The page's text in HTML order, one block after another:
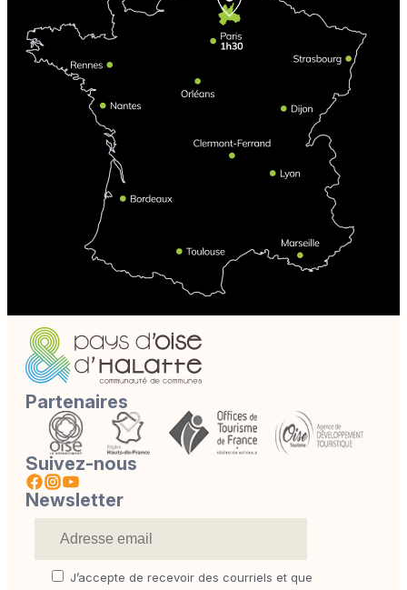
Partenaires
Suivez-nous
Newsletter
J’accepte de recevoir des courriels et que